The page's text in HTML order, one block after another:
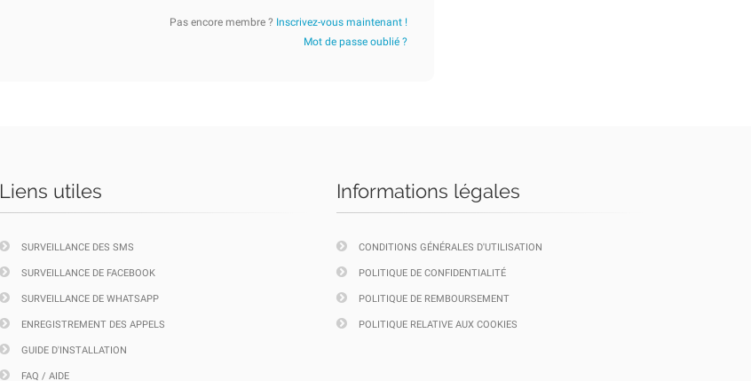
Pas encore membre ? Inscrivez-vous maintenant !
Mot de passe oublié ?
Liens utiles
SURVEILLANCE DES SMS
SURVEILLANCE DE FACEBOOK
SURVEILLANCE DE WHATSAPP
ENREGISTREMENT DES APPELS
GUIDE D'INSTALLATION
FAQ / AIDE
Informations légales
CONDITIONS GÉNÉRALES D'UTILISATION
POLITIQUE DE CONFIDENTIALITÉ
POLITIQUE DE REMBOURSEMENT
POLITIQUE RELATIVE AUX COOKIES